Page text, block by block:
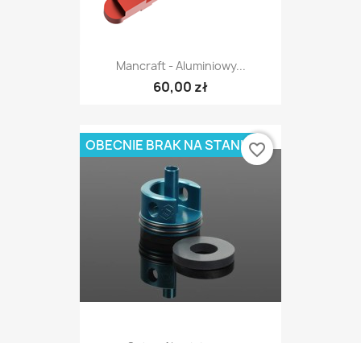
Mancraft - Aluminiowy...
60,00 zł
OBECNIE BRAK NA STANIEfavorite_border